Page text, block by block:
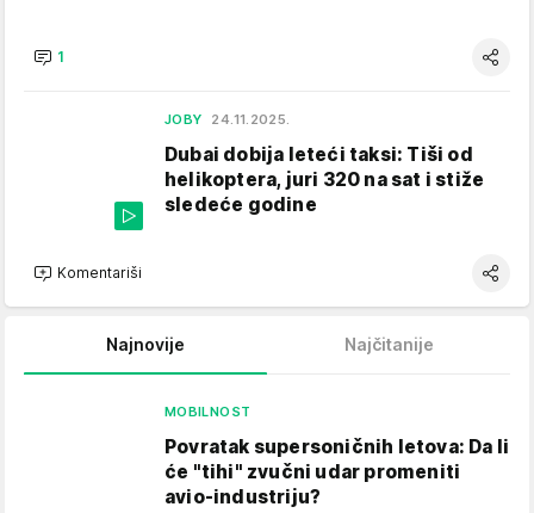
1
JOBY 24.11.2025.
Dubai dobija leteći taksi: Tiši od
helikoptera, juri 320 na sat i stiže
sledeće godine
Komentariši
Najnovije Najčitanije
MOBILNOST
Povratak supersoničnih letova: Da li
će "tihi" zvučni udar promeniti
avio-industriju?